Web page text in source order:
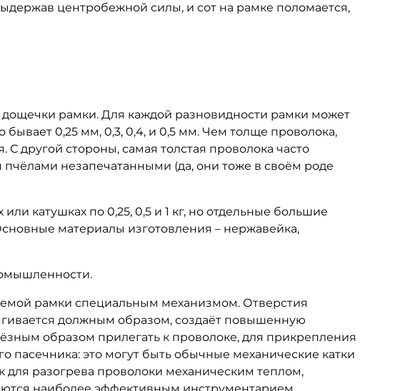
центробежной силы, и сот на рамке поломается,
дощечки рамки. Для каждой разновидности рамки может
бывает 0,25 мм, 0,3, 0,4, и 0,5 мм. Чем толще проволока,
другой стороны, самая толстая проволока часто
пчёлами незапечатанными (да, они тоже в своём роде
катушках по 0,25, 0,5 и 1 кг, но отдельные большие
материалы изготовления – нержавейка,
рамки специальным механизмом. Отверстия
должным образом, создаёт повышенную
образом прилегать к проволоке, для прикрепления
пасечника: это могут быть обычные механические катки
разогрева проволоки механическим теплом,